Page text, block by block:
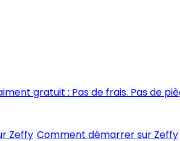
gratuit : Pas de frais. Pas de
Zeffy Comment démarrer sur Zeffy